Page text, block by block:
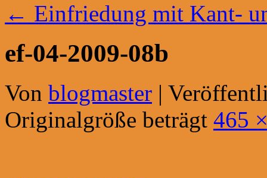
← Einfriedung mit Kant-
ef-04-2009-08b
Von blogmaster |
Originalgröße beträgt 465